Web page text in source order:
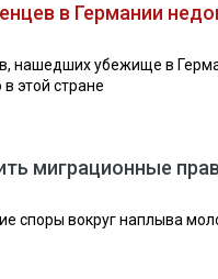
в Германии
нашедших убежище в
этой стране
миграционные
споры вокруг наплыва